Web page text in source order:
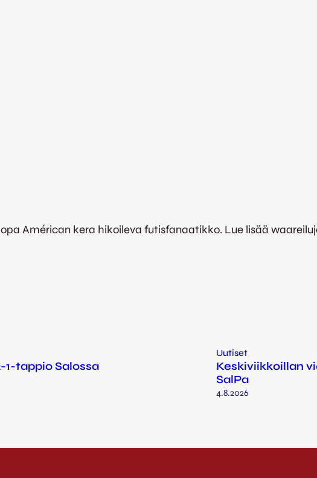
Américan kera hikoileva futisfanaatikko. Lue lisää
1-tappio Salossa
Uutiset
Keskiviikkoillan
SalPa
4.8.2026